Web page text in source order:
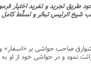
طریق تجرید و تفرید اختیار
الرئیس تبحّر و تسلّط کامل
به شیخ الشوارق صاحب حواشى بر
نمود و در حواشى خود از او